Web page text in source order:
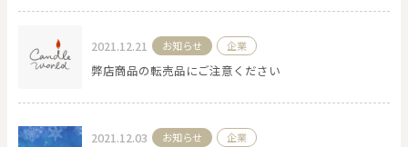
2021.12.21 お知らせ 企業
弊店商品の転売品にご注意ください
2021.12.03 お知らせ 企業